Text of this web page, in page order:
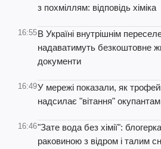
з похміллям: відповідь хіміка
16:55В Україні внутрішнім
надаватимуть безкоштовне
документи
16:49У мережі показали, як
надсилає "вітання"
16:46"Зате вода без хімії":
раковиною з відром і талим